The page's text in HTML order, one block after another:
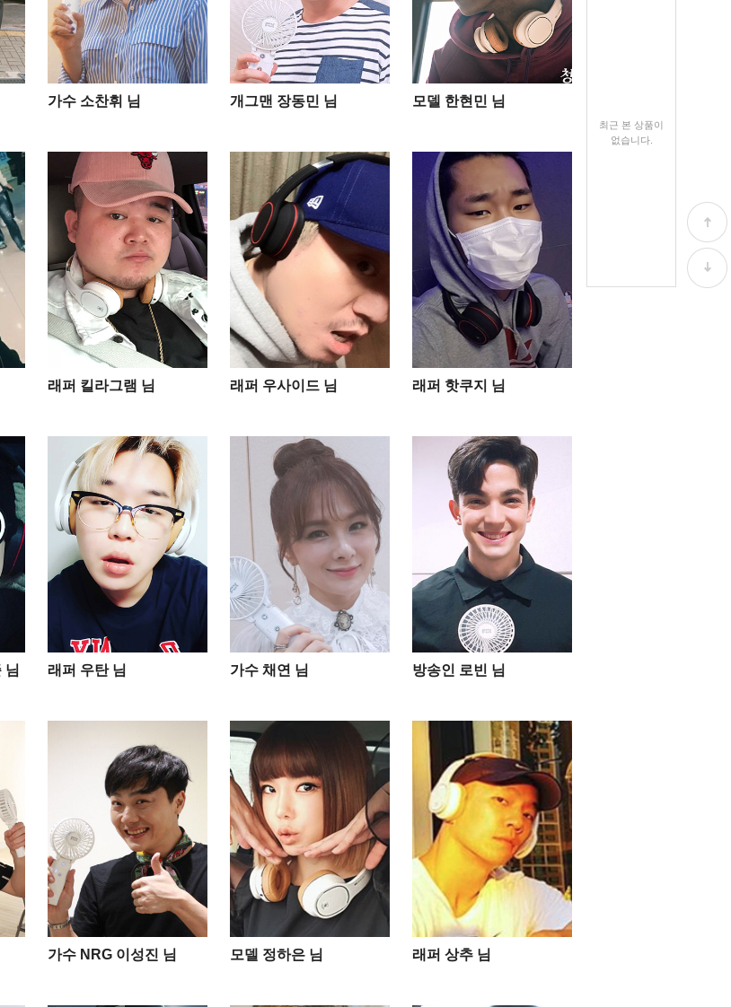
가수 소찬휘 님 개그맨 장동민 님 모델 한현민 님
래퍼 킬라그램 님 래퍼 우사이드 님 래퍼 핫쿠지 님
님 래퍼 우탄 님 가수 채연 님 방송인 로빈 님
가수 NRG 이성진 님 모델 정하은 님 래퍼 상추 님
최근 본 상품이
없습니다.